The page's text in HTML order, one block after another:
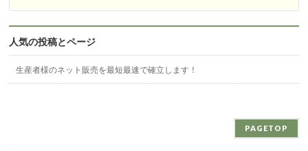
一覧を見る
人気の投稿とページ
生産者様のネット販売を最短最速で確立します！
PAGETOP